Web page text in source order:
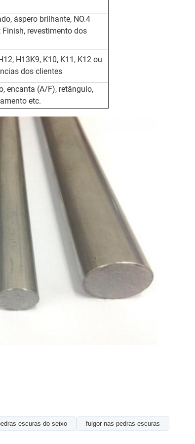
áspero brilhante, NO.4
revestimento dos
H13K9, K10, K11, K12 ou
dos clientes
encanta (A/F), retângulo,
etc.
escuras do seixo fulgor nas pedras escuras